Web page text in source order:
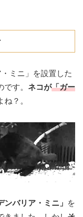
ミニ」を設置した
す。 ネコが「ガー
ね？。
ンバリア・ミニ」
を